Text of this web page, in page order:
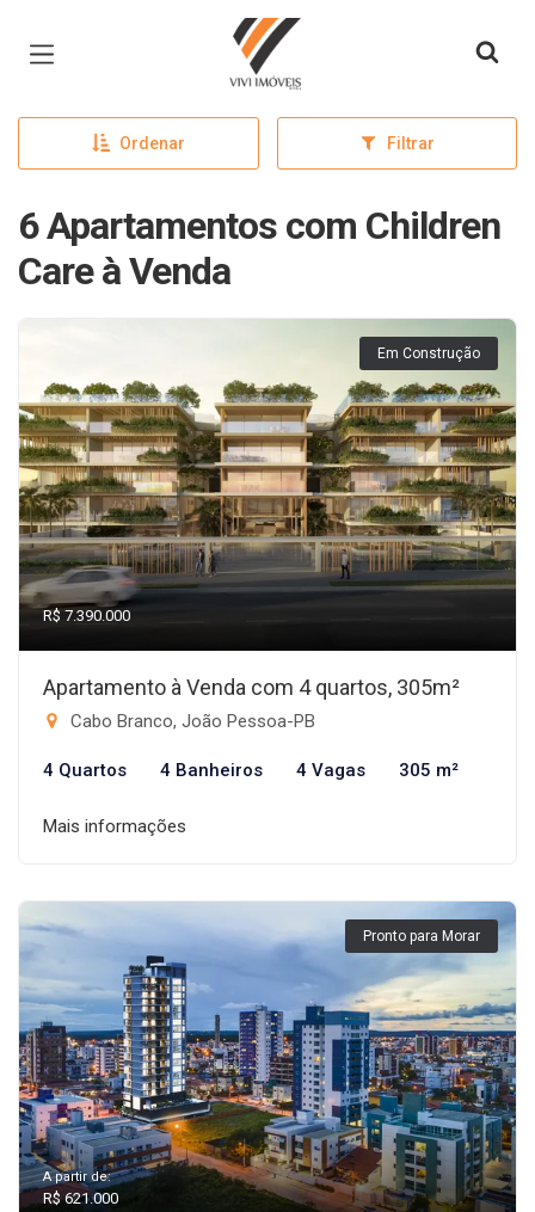
Página inicial
Ordenar Filtrar
6 Apartamentos com Children
Care à Venda
Em Construção
R$ 7.390.000
Apartamento à Venda com 4 quartos, 305m²
Cabo Branco, João Pessoa-PB
4 Quartos 4 Banheiros 4 Vagas 305 m²
Mais informações
Pronto para Morar
A partir de:
R$ 621.000